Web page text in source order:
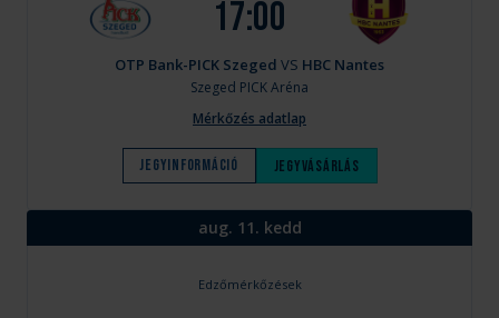
17:00
OTP Bank-PICK Szeged VS HBC Nantes
Szeged PICK Aréna
Mérkőzés adatlap
Jegyinformáció Jegyvásárlás
aug. 11. kedd
Edzőmérkőzések